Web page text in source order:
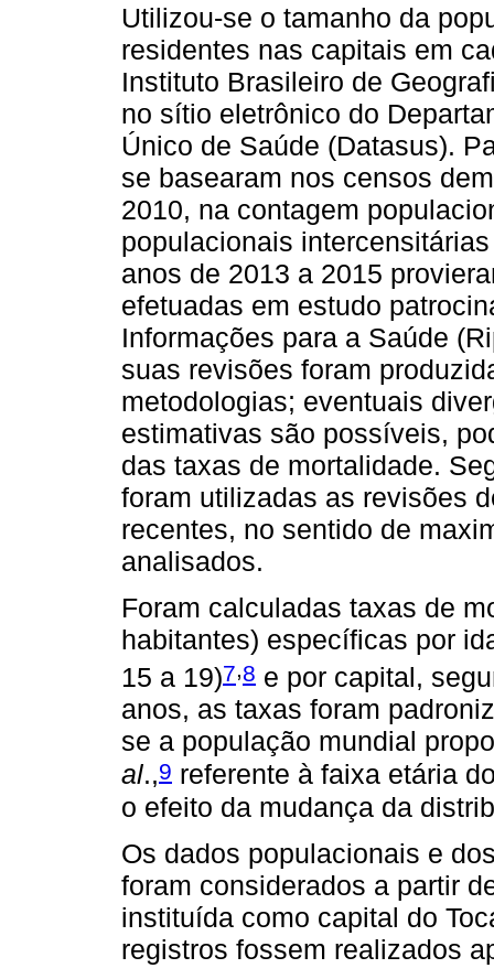
Utilizou-se o tamanho da
residentes nas capitais em
Instituto Brasileiro de
no sítio eletrônico do
Único de Saúde (Datasus).
se basearam nos censos
2010, na contagem
populacionais
anos de 2013 a 2015
efetuadas em estudo
Informações para a Saúde
suas revisões foram
metodologias; eventuais
estimativas são possíveis,
das taxas de mortalidade.
foram utilizadas as revisões
recentes, no sentido de
analisados.
Foram calculadas taxas de
habitantes) específicas por
15 a 19)7,8 e por capital,
anos, as taxas foram
se a população mundial
al.,9 referente à faixa etária
o efeito da mudança da
Os dados populacionais e
foram considerados a partir
instituída como capital do
registros fossem realizados